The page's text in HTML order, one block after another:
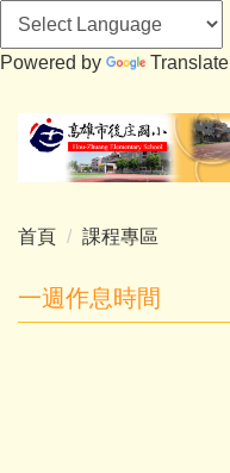
Powered by
Translate
要
容
首頁 課程專區
一週作息時間